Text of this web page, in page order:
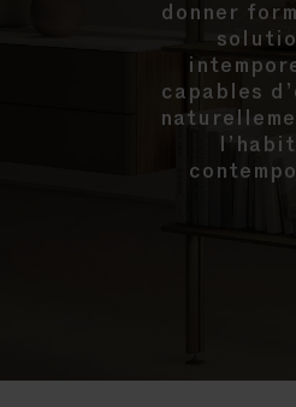
donner
capables